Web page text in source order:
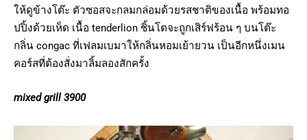
ให้ดูข้างโต๊ะ ตัวซอสจะกลมกล่อมด้วยรสชาติของเนื้อ พร้อมทอ
ปปิ้งด้วยเห็ด เนื้อ tenderlion ชิ้นโตจะถูกเสิร์ฟร้อน ๆ บนโต๊ะ
กลิ่น congac ที่เฟลมเบมาให้กลิ่นหอมเย้ายวน เป็นอีกหนึ่งเมน
คอร์สที่ต้องสั่งมาลิ้มลองสักครั้ง
mixed grill 3900